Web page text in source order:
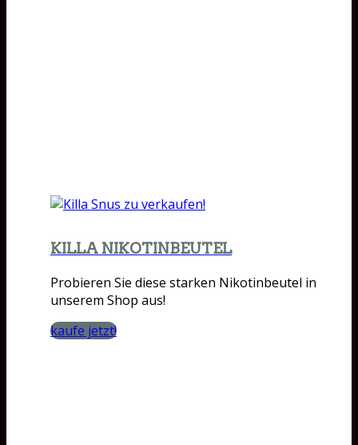
KILLA NIKOTINBEUTEL
Probieren Sie diese starken Nikotinbeutel in
unserem Shop aus!
kaufe jetzt!